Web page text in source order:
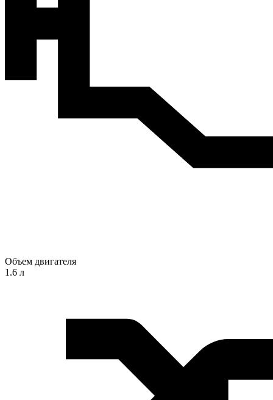
Объем двигателя
1.6 л